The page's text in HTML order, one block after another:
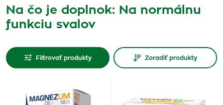
Na čo je doplnok: Na normálnu
funkciu svalov
Filtrovať produkty Zoradiť produkty